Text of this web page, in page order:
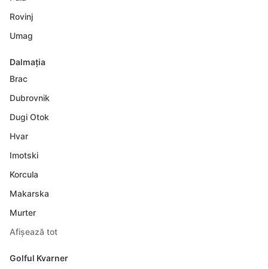
Rovinj
Umag
Dalmația
Brac
Dubrovnik
Dugi Otok
Hvar
Imotski
Korcula
Makarska
Murter
Afișează tot
Golful Kvarner